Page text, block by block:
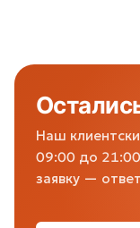
Наш
09:00 до
заявку —